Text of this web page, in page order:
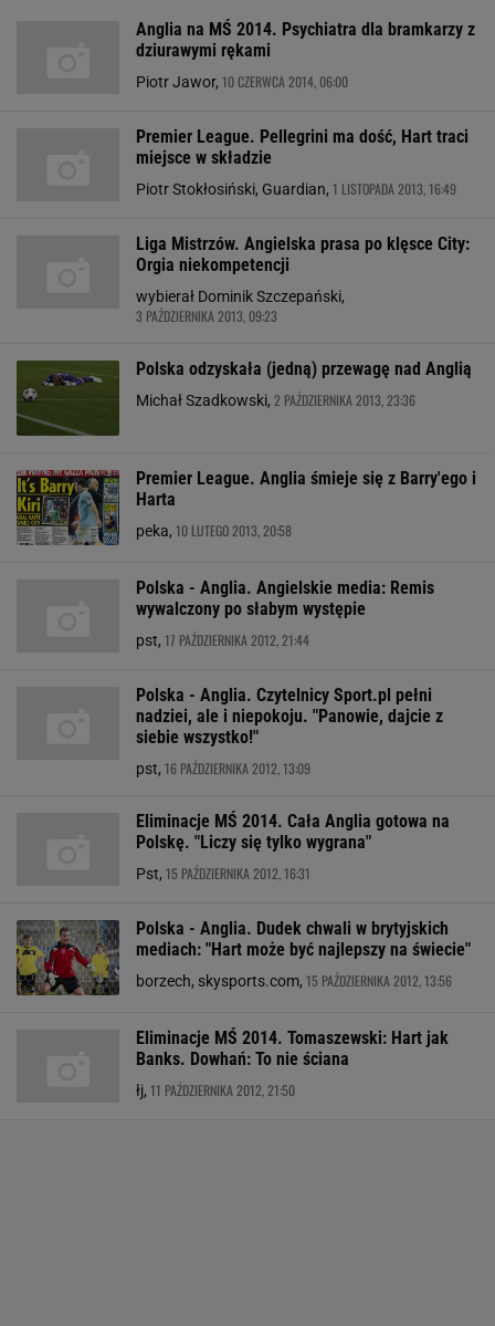
Anglia na MŚ 2014. Psychiatra dla bramkarzy z
dziurawymi rękami
Piotr Jawor, 10 CZERWCA 2014, 06:00
Premier League. Pellegrini ma dość, Hart traci
miejsce w składzie
Piotr Stokłosiński, Guardian, 1 LISTOPADA 2013, 16:49
Liga Mistrzów. Angielska prasa po klęsce City:
Orgia niekompetencji
wybierał Dominik Szczepański,
3 PAŹDZIERNIKA 2013, 09:23
Polska odzyskała (jedną) przewagę nad Anglią
Michał Szadkowski, 2 PAŹDZIERNIKA 2013, 23:36
Premier League. Anglia śmieje się z Barry'ego i
Harta
peka, 10 LUTEGO 2013, 20:58
Polska - Anglia. Angielskie media: Remis
wywalczony po słabym występie
pst, 17 PAŹDZIERNIKA 2012, 21:44
Polska - Anglia. Czytelnicy Sport.pl pełni
nadziei, ale i niepokoju. "Panowie, dajcie z
siebie wszystko!"
pst, 16 PAŹDZIERNIKA 2012, 13:09
Eliminacje MŚ 2014. Cała Anglia gotowa na
Polskę. "Liczy się tylko wygrana"
Pst, 15 PAŹDZIERNIKA 2012, 16:31
Polska - Anglia. Dudek chwali w brytyjskich
mediach: "Hart może być najlepszy na świecie"
borzech, skysports.com, 15 PAŹDZIERNIKA 2012, 13:56
Eliminacje MŚ 2014. Tomaszewski: Hart jak
Banks. Dowhań: To nie ściana
łj, 11 PAŹDZIERNIKA 2012, 21:50